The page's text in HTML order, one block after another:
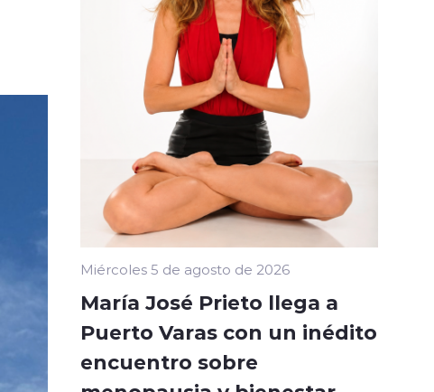
Miércoles 5 de agosto de 2026
María José Prieto llega a
Puerto Varas con un inédito
encuentro sobre